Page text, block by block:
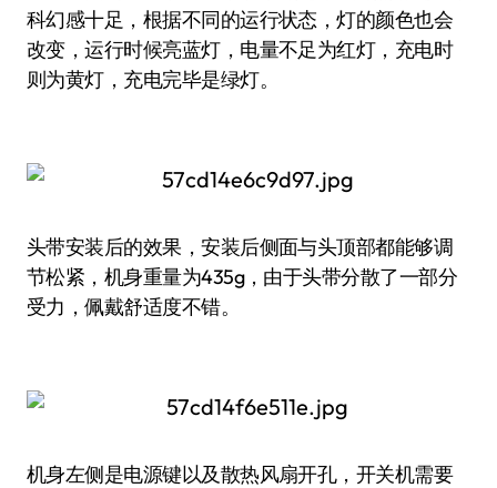
科幻感十足，根据不同的运行状态，灯的颜色也会
改变，运行时候亮蓝灯，电量不足为红灯，充电时
则为黄灯，充电完毕是绿灯。
头带安装后的效果，安装后侧面与头顶部都能够调
节松紧，机身重量为435g，由于头带分散了一部分
受力，佩戴舒适度不错。
机身左侧是电源键以及散热风扇开孔，开关机需要